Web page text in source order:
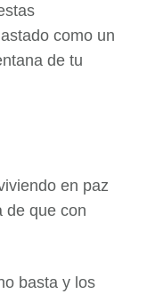
como un
de tu
en paz
de que con
basta y los